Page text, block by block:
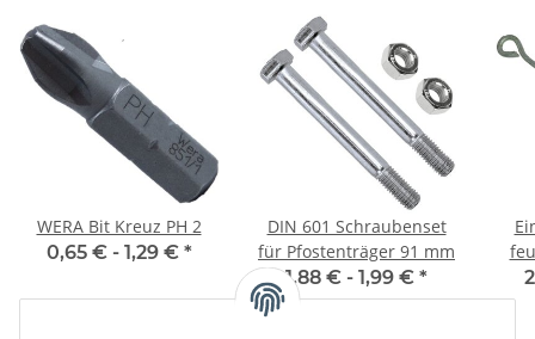
WERA Bit Kreuz PH 2
0,65 € - 1,29 € *
DIN 601 Schraubenset
für Pfostenträger 91 mm
1,88 € - 1,99 € *